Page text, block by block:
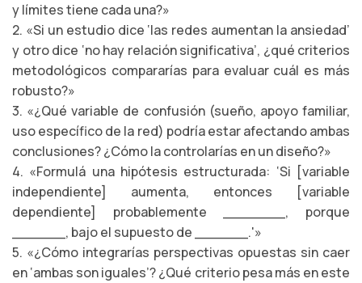
y límites tiene cada una?»
2. «Si un estudio dice ‘las redes aumentan la ansiedad’
y otro dice ‘no hay relación significativa’, ¿qué criterios
metodológicos compararías para evaluar cuál es más
robusto?»
3. «¿Qué variable de confusión (sueño, apoyo familiar,
uso específico de la red) podría estar afectando ambas
conclusiones? ¿Cómo la controlarías en un diseño?»
4. «Formulá una hipótesis estructurada: ‘Si [variable
independiente] aumenta, entonces [variable
dependiente] probablemente _______, porque
______, bajo el supuesto de ______.'»
5. «¿Cómo integrarías perspectivas opuestas sin caer
en ‘ambas son iguales’? ¿Qué criterio pesa más en este